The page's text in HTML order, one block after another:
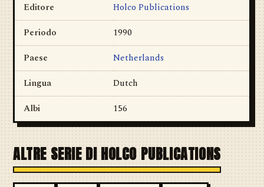
Editore
Holco Publications
Periodo
1990
Paese
Netherlands
Lingua
Dutch
Albi
156
ALTRE SERIE DI HOLCO PUBLICATIONS